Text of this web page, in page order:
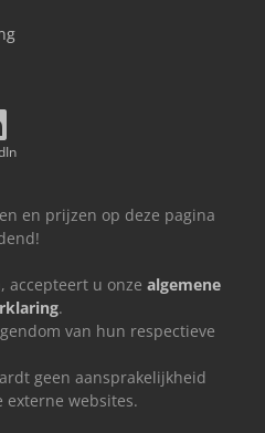
en prijzen op deze pagina
accepteert u onze algemene
.
van hun respectieve
geen aansprakelijkheid
externe websites.